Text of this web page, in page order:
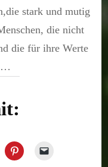
stark und mutig
die nicht
die für ihre Werte
…